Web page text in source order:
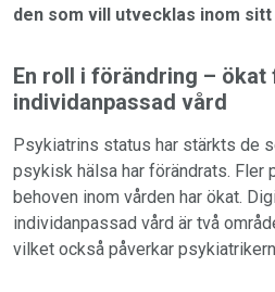
den som vill utvecklas inom sitt
En roll i förändring – ökat
individanpassad vård
Psykiatrins status har stärkts de
psykisk hälsa har förändrats. Fler
behoven inom vården har ökat.
individanpassad vård är två
vilket också påverkar